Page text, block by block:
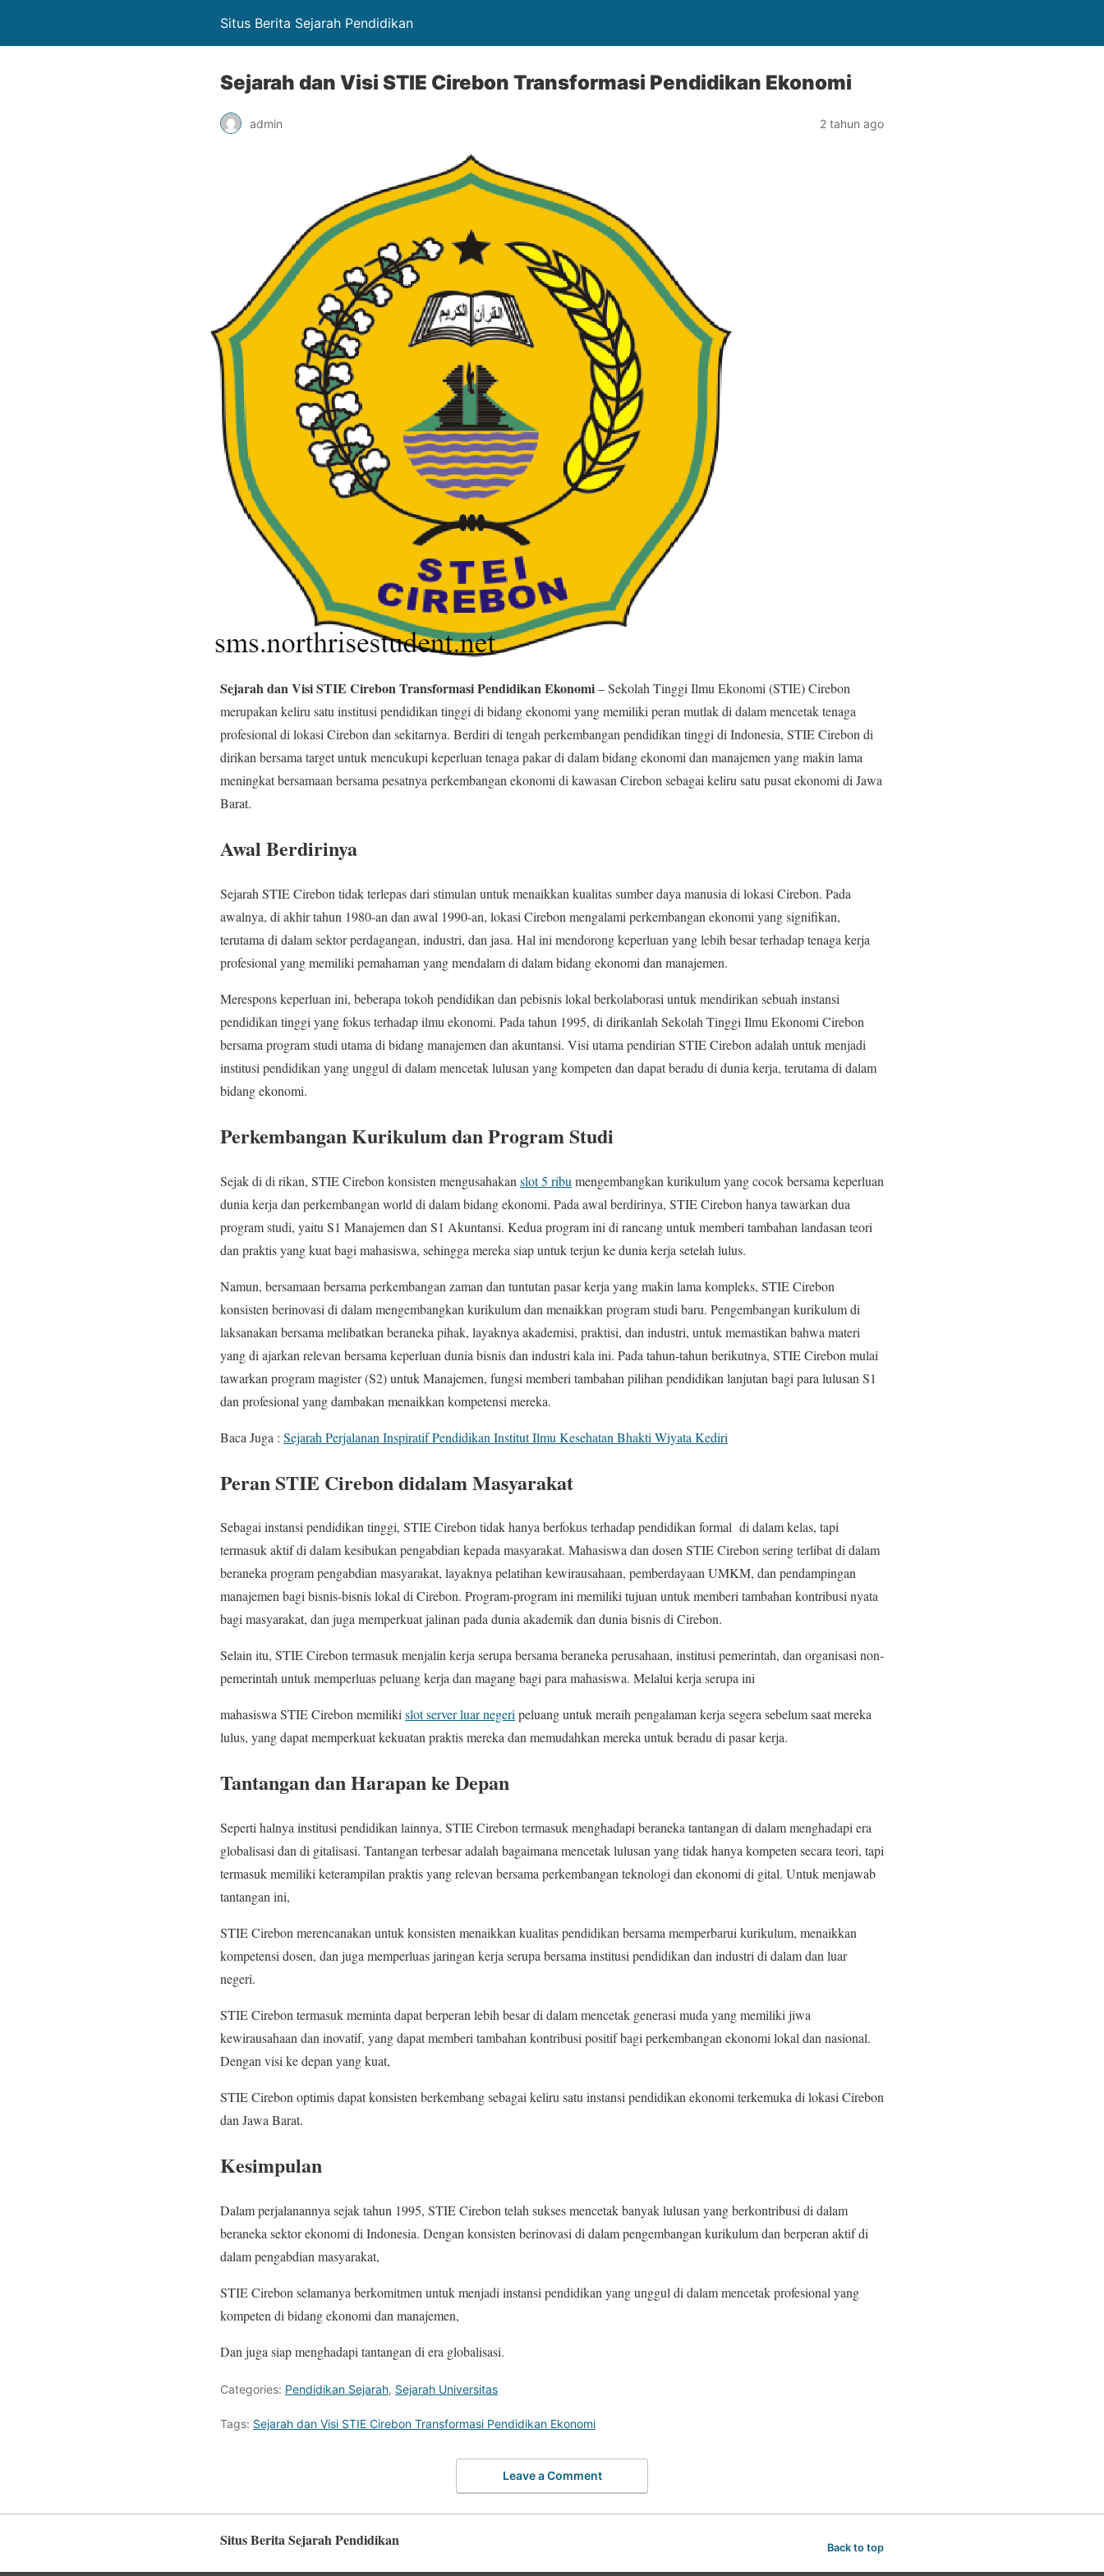
Situs Berita Sejarah Pendidikan
Sejarah dan Visi STIE Cirebon Transformasi Pendidikan Ekonomi
admin 2 tahun ago
Sejarah dan Visi STIE Cirebon Transformasi Pendidikan Ekonomi– Sekolah Tinggi Ilmu Ekonomi (STIE) Cirebon
merupakan keliru satu institusi pendidikan tinggi di bidang ekonomi yang memiliki peran mutlak di dalam mencetak tenaga
profesional di lokasi Cirebon dan sekitarnya. Berdiri di tengah perkembangan pendidikan tinggi di Indonesia, STIE Cirebon di
dirikan bersama target untuk mencukupi keperluan tenaga pakar di dalam bidang ekonomi dan manajemen yang makin lama
meningkat bersamaan bersama pesatnya perkembangan ekonomi di kawasan Cirebon sebagai keliru satu pusat ekonomi di Jawa
Barat.
Awal Berdirinya
Sejarah STIE Cirebon tidak terlepas dari stimulan untuk menaikkan kualitas sumber daya manusia di lokasi Cirebon. Pada
awalnya, di akhir tahun 1980-an dan awal 1990-an, lokasi Cirebon mengalami perkembangan ekonomi yang signifikan,
terutama di dalam sektor perdagangan, industri, dan jasa. Hal ini mendorong keperluan yang lebih besar terhadap tenaga kerja
profesional yang memiliki pemahaman yang mendalam di dalam bidang ekonomi dan manajemen.
Merespons keperluan ini, beberapa tokoh pendidikan dan pebisnis lokal berkolaborasi untuk mendirikan sebuah instansi
pendidikan tinggi yang fokus terhadap ilmu ekonomi. Pada tahun 1995, di dirikanlah Sekolah Tinggi Ilmu Ekonomi Cirebon
bersama program studi utama di bidang manajemen dan akuntansi. Visi utama pendirian STIE Cirebon adalah untuk menjadi
institusi pendidikan yang unggul di dalam mencetak lulusan yang kompeten dan dapat beradu di dunia kerja, terutama di dalam
bidang ekonomi.
Perkembangan Kurikulum dan Program Studi
Sejak di di rikan, STIE Cirebon konsisten mengusahakan slot 5 ribu mengembangkan kurikulum yang cocok bersama keperluan
dunia kerja dan perkembangan world di dalam bidang ekonomi. Pada awal berdirinya, STIE Cirebon hanya tawarkan dua
program studi, yaitu S1 Manajemen dan S1 Akuntansi. Kedua program ini di rancang untuk memberi tambahan landasan teori
dan praktis yang kuat bagi mahasiswa, sehingga mereka siap untuk terjun ke dunia kerja setelah lulus.
Namun, bersamaan bersama perkembangan zaman dan tuntutan pasar kerja yang makin lama kompleks, STIE Cirebon
konsisten berinovasi di dalam mengembangkan kurikulum dan menaikkan program studi baru. Pengembangan kurikulum di
laksanakan bersama melibatkan beraneka pihak, layaknya akademisi, praktisi, dan industri, untuk memastikan bahwa materi
yang di ajarkan relevan bersama keperluan dunia bisnis dan industri kala ini. Pada tahun-tahun berikutnya, STIE Cirebon mulai
tawarkan program magister (S2) untuk Manajemen, fungsi memberi tambahan pilihan pendidikan lanjutan bagi para lulusan S1
dan profesional yang dambakan menaikkan kompetensi mereka.
Baca Juga : Sejarah Perjalanan Inspiratif Pendidikan Institut Ilmu Kesehatan Bhakti Wiyata Kediri
Peran STIE Cirebon didalam Masyarakat
Sebagai instansi pendidikan tinggi, STIE Cirebon tidak hanya berfokus terhadap pendidikan formal di dalam kelas, tapi
termasuk aktif di dalam kesibukan pengabdian kepada masyarakat. Mahasiswa dan dosen STIE Cirebon sering terlibat di dalam
beraneka program pengabdian masyarakat, layaknya pelatihan kewirausahaan, pemberdayaan UMKM, dan pendampingan
manajemen bagi bisnis-bisnis lokal di Cirebon. Program-program ini memiliki tujuan untuk memberi tambahan kontribusi nyata
bagi masyarakat, dan juga memperkuat jalinan pada dunia akademik dan dunia bisnis di Cirebon.
Selain itu, STIE Cirebon termasuk menjalin kerja serupa bersama beraneka perusahaan, institusi pemerintah, dan organisasi non-
pemerintah untuk memperluas peluang kerja dan magang bagi para mahasiswa. Melalui kerja serupa ini
mahasiswa STIE Cirebon memilikislot server luar negeripeluang untuk meraih pengalaman kerja segera sebelum saat mereka
lulus, yang dapat memperkuat kekuatan praktis mereka dan memudahkan mereka untuk beradu di pasar kerja.
Tantangan dan Harapan ke Depan
Seperti halnya institusi pendidikan lainnya, STIE Cirebon termasuk menghadapi beraneka tantangan di dalam menghadapi era
globalisasi dan di gitalisasi. Tantangan terbesar adalah bagaimana mencetak lulusan yang tidak hanya kompeten secara teori, tapi
termasuk memiliki keterampilan praktis yang relevan bersama perkembangan teknologi dan ekonomi di gital. Untuk menjawab
tantangan ini,
STIE Cirebon merencanakan untuk konsisten menaikkan kualitas pendidikan bersama memperbarui kurikulum, menaikkan
kompetensi dosen, dan juga memperluas jaringan kerja serupa bersama institusi pendidikan dan industri di dalam dan luar
negeri.
STIE Cirebon termasuk meminta dapat berperan lebih besar di dalam mencetak generasi muda yang memiliki jiwa
kewirausahaan dan inovatif, yang dapat memberi tambahan kontribusi positif bagi perkembangan ekonomi lokal dan nasional.
Dengan visi ke depan yang kuat,
STIE Cirebon optimis dapat konsisten berkembang sebagai keliru satu instansi pendidikan ekonomi terkemuka di lokasi Cirebon
dan Jawa Barat.
Kesimpulan
Dalam perjalanannya sejak tahun 1995, STIE Cirebon telah sukses mencetak banyak lulusan yang berkontribusi di dalam
beraneka sektor ekonomi di Indonesia. Dengan konsisten berinovasi di dalam pengembangan kurikulum dan berperan aktif di
dalam pengabdian masyarakat,
STIE Cirebon selamanya berkomitmen untuk menjadi instansi pendidikan yang unggul di dalam mencetak profesional yang
kompeten di bidang ekonomi dan manajemen,
Dan juga siap menghadapi tantangan di era globalisasi.
Categories: Pendidikan Sejarah, Sejarah Universitas
Tags: Sejarah dan Visi STIE Cirebon Transformasi Pendidikan Ekonomi
Leave a Comment
Situs Berita Sejarah Pendidikan Back to top